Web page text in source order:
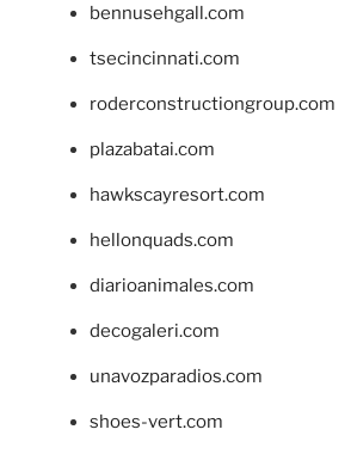
bennusehgall.com
tsecincinnati.com
roderconstructiongroup.com
plazabatai.com
hawkscayresort.com
hellonquads.com
diarioanimales.com
decogaleri.com
unavozparadios.com
shoes-vert.com